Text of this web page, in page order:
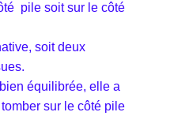
pile soit sur le côté
soit deux
équilibrée, elle a
sur le côté pile